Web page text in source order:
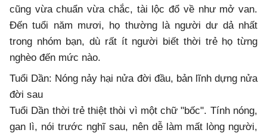
cũng vừa chuẩn vừa chắc, tài lộc đổ về như mở van.
Đến tuổi năm mươi, họ thường là người dư dả nhất
trong nhóm bạn, dù rất ít người biết thời trẻ họ từng
nghèo đến mức nào.
Tuổi Dần: Nóng nảy hại nửa đời đầu, bản lĩnh dựng nửa
đời sau
Tuổi Dần thời trẻ thiệt thòi vì một chữ "bốc". Tính nóng,
gan lì, nói trước nghĩ sau, nên dễ làm mất lòng người,